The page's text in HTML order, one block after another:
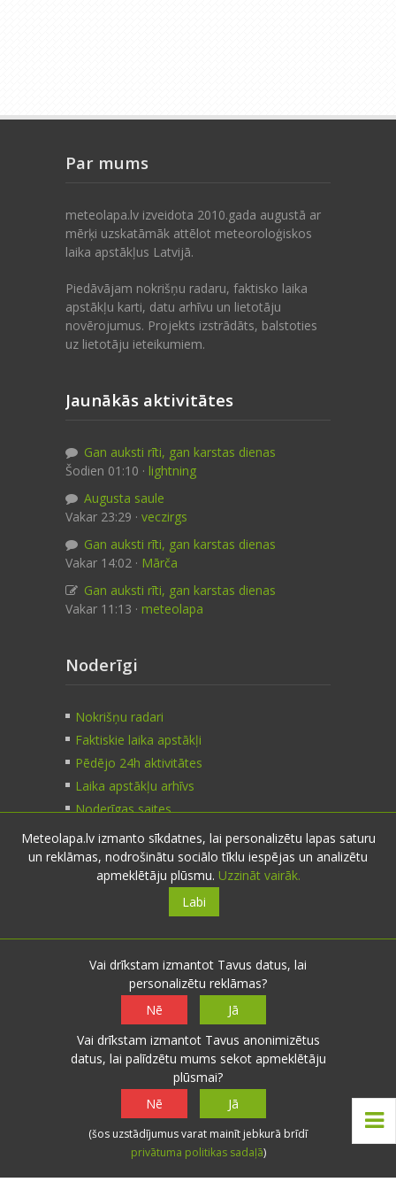
Par mums
meteolapa.lv izveidota 2010.gada augustā ar
mērķi uzskatāmāk attēlot meteoroloģiskos
laika apstākļus Latvijā.
Piedāvājam nokrišņu radaru, faktisko laika
apstākļu karti, datu arhīvu un lietotāju
novērojumus. Projekts izstrādāts, balstoties
uz lietotāju ieteikumiem.
Jaunākās aktivitātes
Gan auksti rīti, gan karstas dienas
Šodien 01:10 · lightning
Augusta saule
Vakar 23:29 · veczirgs
Gan auksti rīti, gan karstas dienas
Vakar 14:02 · Mārča
Gan auksti rīti, gan karstas dienas
Vakar 11:13 · meteolapa
Noderīgi
Nokrišņu radari
Faktiskie laika apstākļi
Pēdējo 24h aktivitātes
Laika apstākļu arhīvs
Noderīgas saites
Kontakti
nosūti ziņu
Seko mums
© 2026 meteolapa.lv. v2
Raksti· Galerijas· Radars·
laika apstākļi· Sazināties· Privātuma politika
Lietošanas noteikumi· Par mums
Meteolapa.lv izmanto sīkdatnes, lai personalizētu lapas saturu
un reklāmas, nodrošinātu sociālo tīklu iespējas un analizētu
apmeklētāju plūsmu. Uzzināt vairāk.
Labi
Vai drīkstam izmantot Tavus datus, lai
personalizētu reklāmas?
Nē
Jā
Vai drīkstam izmantot Tavus anonimizētus
datus, lai palīdzētu mums sekot apmeklētāju
plūsmai?
Nē
Jā
(šos uzstādījumus varat mainīt jebkurā brīdī
privātuma politikas sadaļā)